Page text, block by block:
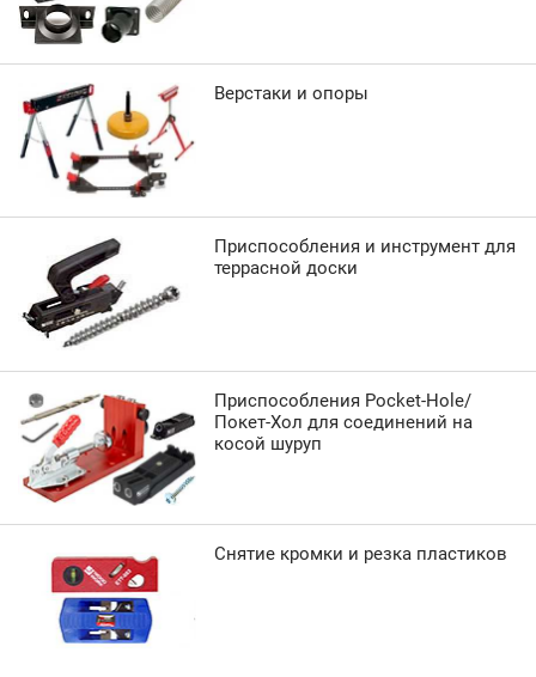
Верстаки и опоры
Приспособления и инструмент для
террасной доски
Приспособления Pocket-Hole/
Покет-Хол для соединений на
косой шуруп
Снятие кромки и резка пластиков